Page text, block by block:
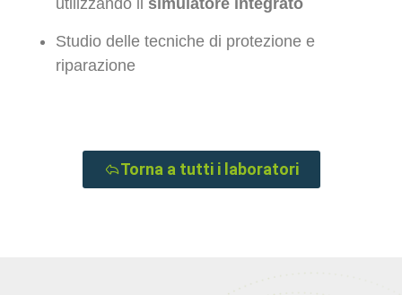
utilizzando il simulatore integrato
Studio delle tecniche di protezione e
riparazione
Torna a tutti i laboratori